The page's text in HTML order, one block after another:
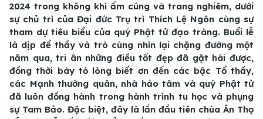
2024 trong không khí ấm cúng và trang nghiêm, dưới
sự chủ trì của Đại đức Trụ trì Thích Lệ Ngôn cùng sự
tham dự tiêu biểu của quý Phật tử đạo tràng. Buổi lễ
là dịp để thầy và trò cùng nhìn lại chặng đường một
năm qua, tri ân những điều tốt đẹp đã gặt hái được,
đồng thời bày tỏ lòng biết ơn đến các bậc Tổ thầy,
các Mạnh thường quân, nhà hảo tâm và quý Phật tử
đã luôn đồng hành trong hành trình tu học và phụng
sự Tam Bảo. Đặc biệt, đây là lần đầu tiên chùa Ân Thọ